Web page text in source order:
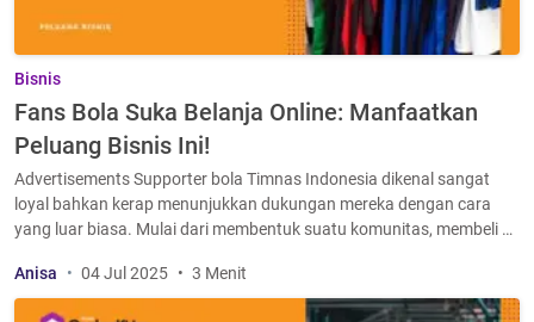
Bisnis
Fans Bola Suka Belanja Online: Manfaatkan
Peluang Bisnis Ini!
Advertisements Supporter bola Timnas Indonesia dikenal sangat
loyal bahkan kerap menunjukkan dukungan mereka dengan cara
yang luar biasa. Mulai dari membentuk suatu komunitas, membeli …
Anisa 04 Jul 2025 3 Menit